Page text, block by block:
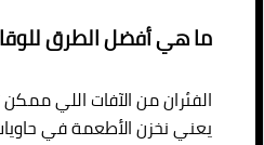
ما هي أفضل الطرق
الفئران من الآفات اللي
يعني نخزن الأطعمة في